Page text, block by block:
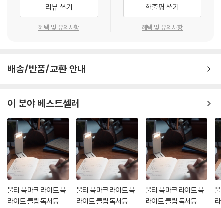
리뷰 쓰기
혜택 및 유의사항
한줄평 쓰기
혜택 및 유의사항
배송/반품/교환 안내
이 분야 베스트셀러
울티 북마크 라이트 북
라이트 클립 독서등
울티 북마크 라이트 북
라이트 클립 독서등
울티 북마크 라이트 북
라이트 클립 독서등